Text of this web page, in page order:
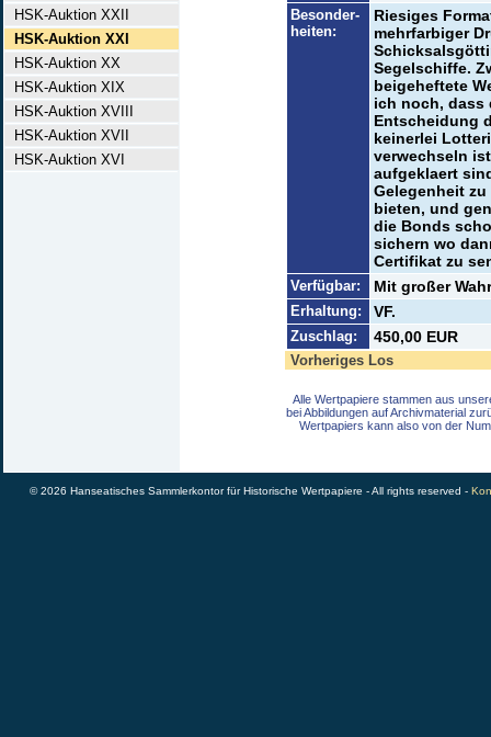
HSK-Auktion XXII
HSK-Auktion XXI
HSK-Auktion XX
HSK-Auktion XIX
HSK-Auktion XVIII
HSK-Auktion XVII
HSK-Auktion XVI
Besonder-
heiten:
Riesiges
mehrfarbiger
Segelschiffe.
beigeheftete
ich noch, dass
Entscheidung
keinerlei
verwechseln
aufgeklaert
Gelegenheit zu
bieten, und
die Bonds
sichern wo
Certifikat zu
Verfügbar: Mit großer
Erhaltung: VF.
Zuschlag: 450,00 EUR
Vorheriges Los
Alle Wertpapiere stammen aus
bei Abbildungen auf Archivmaterial
Wertpapiers kann also von der
© 2026 Hanseatisches Sammlerkontor für Historische Wertpapiere - All rights reserved -